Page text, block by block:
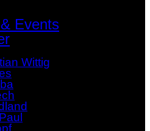
Events
Wittig